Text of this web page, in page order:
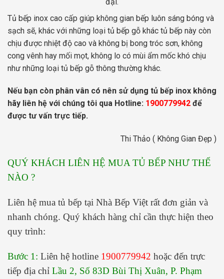
Tủ bếp inox cao cấp giúp không gian bếp luôn sáng bóng và
sạch sẽ, khác với những loại tủ bếp gỗ khác tủ bếp này còn
chịu được nhiệt độ cao và không bị bong tróc sơn, không
cong vênh hay mối mọt, không lo có mùi ẩm mốc khó chịu
như những loại tủ bếp gỗ thông thường khác.
Nếu bạn còn phân vân có nên sử dụng tủ bếp inox không
hãy liên hệ với chúng tôi qua Hotline: 1900779942 để
được tư vấn trực tiếp.
Thi Thảo ( Không Gian Đẹp )
QUÝ KHÁCH LIÊN HỆ MUA TỦ BẾP NHƯ THẾ
NÀO ?
Liên hệ mua tủ bếp tại Nhà Bếp Việt rất đơn giản và
nhanh chóng. Quý khách hàng chỉ cần thực hiện theo
quy trình:
Bước 1: Liên hệ hotline 1900779942 hoặc đến trực
tiếp địa chỉ Lầu 2, Số 83D Bùi Thị Xuân, P. Phạm